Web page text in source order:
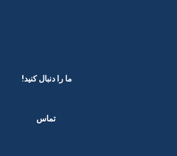
ما را دنبال کنید! ​
تماس